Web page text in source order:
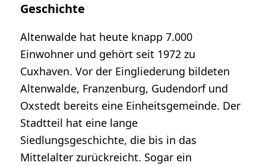
Geschichte
Altenwalde hat heute knapp 7.000
Einwohner und gehört seit 1972 zu
Cuxhaven. Vor der Eingliederung bildeten
Altenwalde, Franzenburg, Gudendorf und
Oxstedt bereits eine Einheitsgemeinde. Der
Stadtteil hat eine lange
Siedlungsgeschichte, die bis in das
Mittelalter zurückreicht. Sogar ein